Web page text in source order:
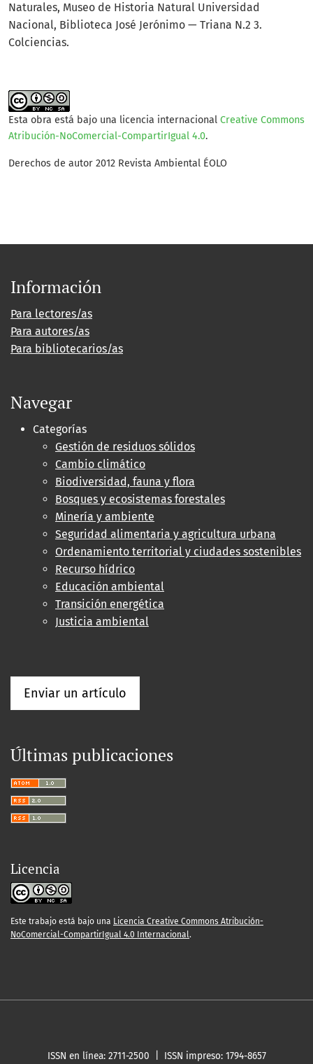
Naturales, Museo de Historia Natural Universidad
Nacional, Biblioteca José Jerónimo — Triana N.2 3.
Colciencias.
Esta obra está bajo una licencia internacional Creative Commons
Atribución-NoComercial-CompartirIgual 4.0.
Derechos de autor 2012 Revista Ambiental ÉOLO
Información
Para lectores/as
Para autores/as
Para bibliotecarios/as
Navegar
Categorías
Gestión de residuos sólidos
Cambio climático
Biodiversidad, fauna y flora
Bosques y ecosistemas forestales
Minería y ambiente
Seguridad alimentaria y agricultura urbana
Ordenamiento territorial y ciudades sostenibles
Recurso hídrico
Educación ambiental
Transición energética
Justicia ambiental
Enviar un artículo
Últimas publicaciones
Licencia
Este trabajo está bajo una Licencia Creative Commons Atribución-
NoComercial-CompartirIgual 4.0 Internacional.
ISSN en línea: 2711-2500 | ISSN impreso: 1794-8657